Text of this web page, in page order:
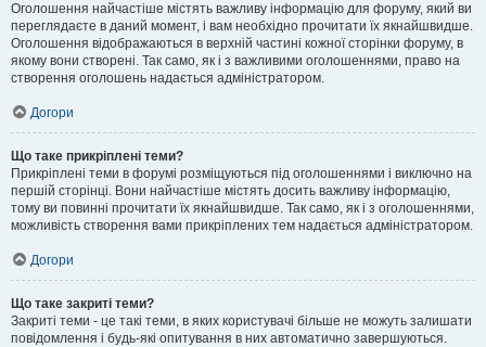
Оголошення найчастіше містять важливу інформацію для форуму, який ви
переглядаєте в даний момент, і вам необхідно прочитати їх якнайшвидше.
Оголошення відображаються в верхній частині кожної сторінки форуму, в
якому вони створені. Так само, як і з важливими оголошеннями, право на
створення оголошень надається адміністратором.
Догори
Що таке прикріплені теми?
Прикріплені теми в форумі розміщуються під оголошеннями і виключно на
першій сторінці. Вони найчастіше містять досить важливу інформацію,
тому ви повинні прочитати їх якнайшвидше. Так само, як і з оголошеннями,
можливість створення вами прикріплених тем надається адміністратором.
Догори
Що таке закриті теми?
Закриті теми - це такі теми, в яких користувачі більше не можуть залишати
повідомлення і будь-які опитування в них автоматично завершуються.